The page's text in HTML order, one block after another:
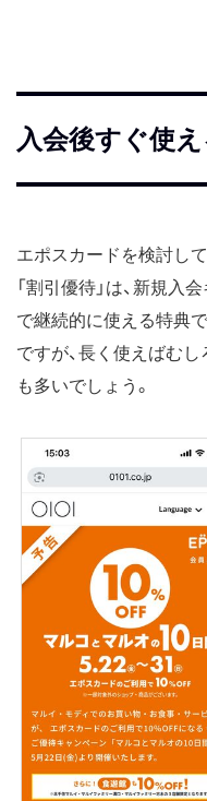
入会後すぐ使
エポスカードを検討し
「割引優待」は、新規入
で継続的に使える特典
ですが、長く使えばむ
も多いでしょう。